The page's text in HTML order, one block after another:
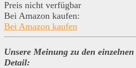
Preis nicht verfügbar
Bei Amazon kaufen:
Bei Amazon kaufen
Unsere Meinung zu den
Detail: